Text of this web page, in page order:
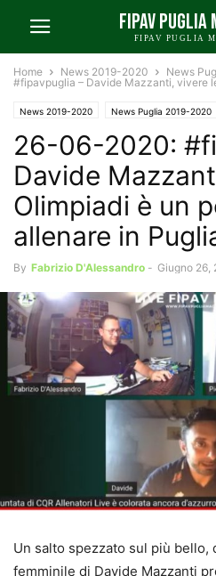
FIPAV PUGLIA
FIPAV PUGLIA
Home News 2019-2020 News
#fipavpuglia – Davide Mazzanti, vivere
News 2019-2020 News Puglia 2019-2020
26-06-2020:
Davide
Olimpiadi è un
allenare in
By Fabrizio D'Alessandro - Giugno 26,
Un salto spezzato sul più bello,
femminile di Davide Mazzanti